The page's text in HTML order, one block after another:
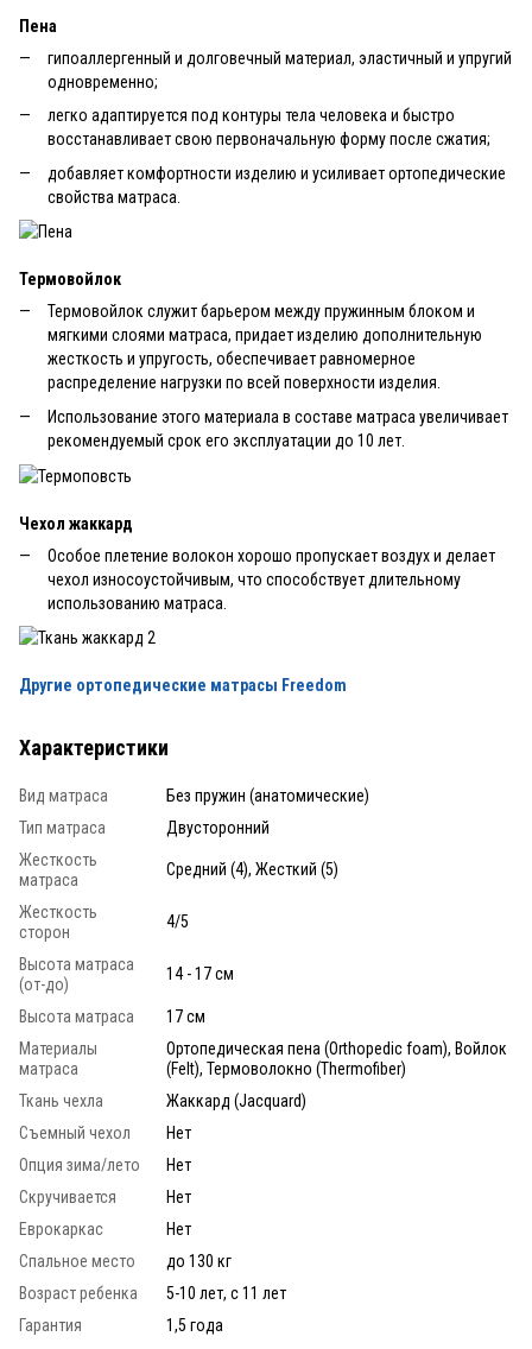
Пена
гипоаллергенный и долговечный материал, эластичный и упругий
одновременно;
легко адаптируется под контуры тела человека и быстро
восстанавливает свою первоначальную форму после сжатия;
добавляет комфортности изделию и усиливает ортопедические
свойства матраса.
Термовойлок
Термовойлок служит барьером между пружинным блоком и
мягкими слоями матраса, придает изделию дополнительную
жесткость и упругость, обеспечивает равномерное
распределение нагрузки по всей поверхности изделия.
Использование этого материала в составе матраса увеличивает
рекомендуемый срок его эксплуатации до 10 лет.
Чехол жаккард
Особое плетение волокон хорошо пропускает воздух и делает
чехол износоустойчивым, что способствует длительному
использованию матраса.
Другие ортопедические матрасы Freedom
Характеристики
Вид матраса
Без пружин (анатомические)
Тип матраса
Двусторонний
Жесткость
матраса
Средний (4), Жесткий (5)
Жесткость
сторон
4/5
Высота матраса
(от-до)
14 - 17 см
Высота матраса
17 см
Материалы
матраса
Ортопедическая пена (Orthopedic foam), Войлок
(Felt), Термоволокно (Thermofiber)
Ткань чехла
Жаккард (Jacquard)
Съемный чехол
Нет
Опция зима/лето
Нет
Скручивается
Нет
Еврокаркас
Нет
Спальное место
до 130 кг
Возраст ребенка
5-10 лет, с 11 лет
Гарантия
1,5 года